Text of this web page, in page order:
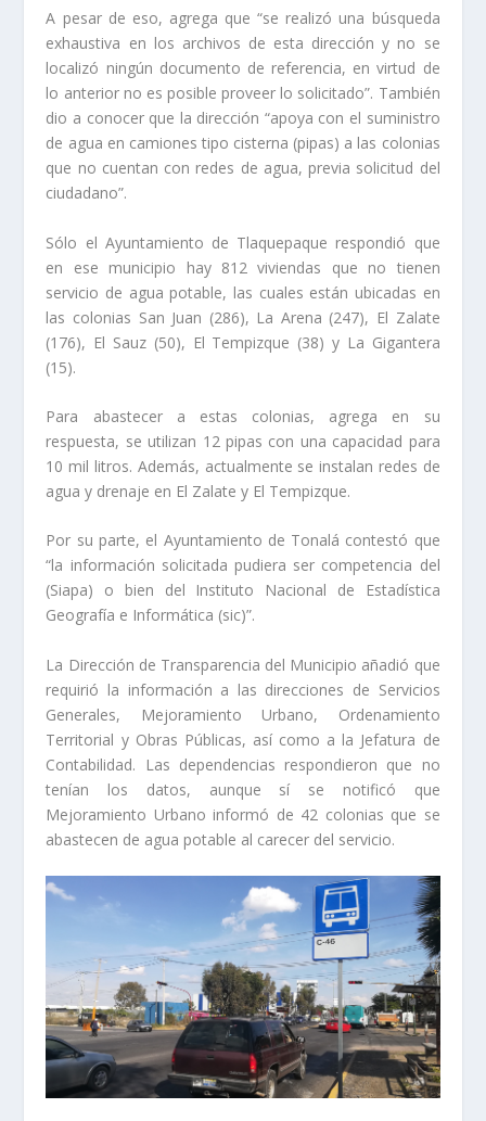
A pesar de eso, agrega que “se realizó una búsqueda
exhaustiva en los archivos de esta dirección y no se
localizó ningún documento de referencia, en virtud de
lo anterior no es posible proveer lo solicitado”. También
dio a conocer que la dirección “apoya con el suministro
de agua en camiones tipo cisterna (pipas) a las colonias
que no cuentan con redes de agua, previa solicitud del
ciudadano”.
Sólo el Ayuntamiento de Tlaquepaque respondió que
en ese municipio hay 812 viviendas que no tienen
servicio de agua potable, las cuales están ubicadas en
las colonias San Juan (286), La Arena (247), El Zalate
(176), El Sauz (50), El Tempizque (38) y La Gigantera
(15).
Para abastecer a estas colonias, agrega en su
respuesta, se utilizan 12 pipas con una capacidad para
10 mil litros. Además, actualmente se instalan redes de
agua y drenaje en El Zalate y El Tempizque.
Por su parte, el Ayuntamiento de Tonalá contestó que
“la información solicitada pudiera ser competencia del
(Siapa) o bien del Instituto Nacional de Estadística
Geografía e Informática (sic)”.
La Dirección de Transparencia del Municipio añadió que
requirió la información a las direcciones de Servicios
Generales, Mejoramiento Urbano, Ordenamiento
Territorial y Obras Públicas, así como a la Jefatura de
Contabilidad. Las dependencias respondieron que no
tenían los datos, aunque sí se notificó que
Mejoramiento Urbano informó de 42 colonias que se
abastecen de agua potable al carecer del servicio.